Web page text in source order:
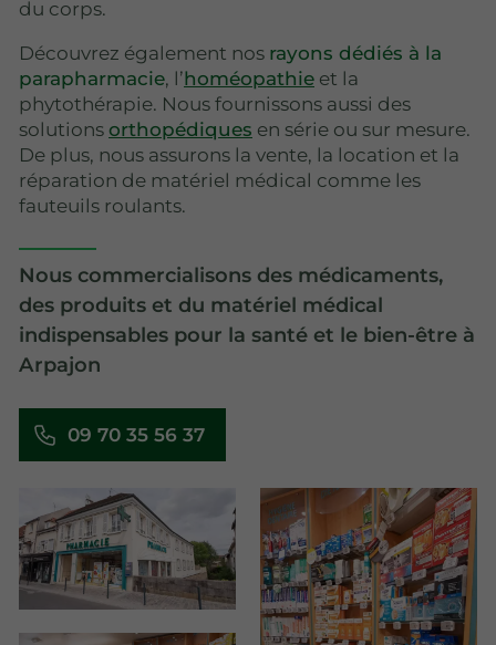
du corps.
Découvrez également nos rayons dédiés à la
parapharmacie, l’homéopathie et la
phytothérapie. Nous fournissons aussi des
solutions orthopédiques en série ou sur mesure.
De plus, nous assurons la vente, la location et la
réparation de matériel médical comme les
fauteuils roulants.
Nous commercialisons des médicaments,
des produits et du matériel médical
indispensables pour la santé et le bien-être à
Arpajon
09 70 35 56 37